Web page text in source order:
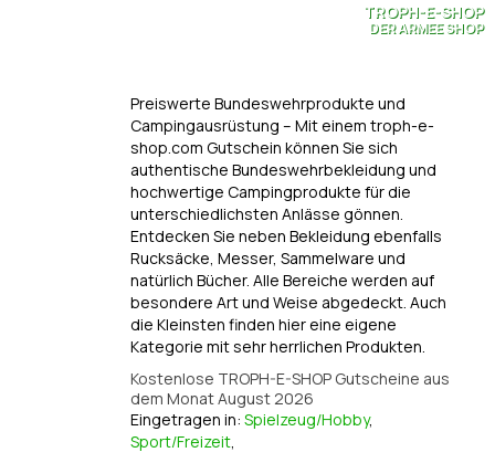
TROPH-E-SHOP
DER ARMEE SHOP
Preiswerte Bundeswehrprodukte und
Campingausrüstung – Mit einem troph-e-
shop.com Gutschein können Sie sich
authentische Bundeswehrbekleidung und
hochwertige Campingprodukte für die
unterschiedlichsten Anlässe gönnen.
Entdecken Sie neben Bekleidung ebenfalls
Rucksäcke, Messer, Sammelware und
natürlich Bücher. Alle Bereiche werden auf
besondere Art und Weise abgedeckt. Auch
die Kleinsten finden hier eine eigene
Kategorie mit sehr herrlichen Produkten.
Kostenlose TROPH-E-SHOP Gutscheine aus
dem Monat August 2026
Eingetragen in: Spielzeug/Hobby,
Sport/Freizeit,